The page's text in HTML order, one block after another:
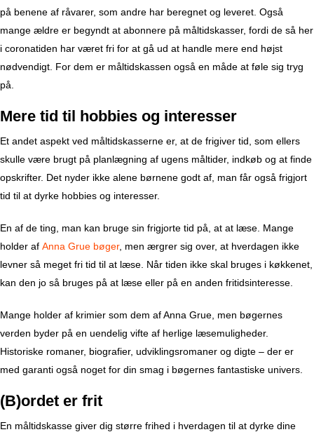
på benene af råvarer, som andre har beregnet og leveret. Også
mange ældre er begyndt at abonnere på måltidskasser, fordi de så her
i coronatiden har været fri for at gå ud at handle mere end højst
nødvendigt. For dem er måltidskassen også en måde at føle sig tryg
på.
Mere tid til hobbies og interesser
Et andet aspekt ved måltidskasserne er, at de frigiver tid, som ellers
skulle være brugt på planlægning af ugens måltider, indkøb og at finde
opskrifter. Det nyder ikke alene børnene godt af, man får også frigjort
tid til at dyrke hobbies og interesser.
En af de ting, man kan bruge sin frigjorte tid på, at at læse. Mange
holder af Anna Grue bøger, men ærgrer sig over, at hverdagen ikke
levner så meget fri tid til at læse. Når tiden ikke skal bruges i køkkenet,
kan den jo så bruges på at læse eller på en anden fritidsinteresse.
Mange holder af krimier som dem af Anna Grue, men bøgernes
verden byder på en uendelig vifte af herlige læsemuligheder.
Historiske romaner, biografier, udviklingsromaner og digte – der er
med garanti også noget for din smag i bøgernes fantastiske univers.
(B)ordet er frit
En måltidskasse giver dig større frihed i hverdagen til at dyrke dine